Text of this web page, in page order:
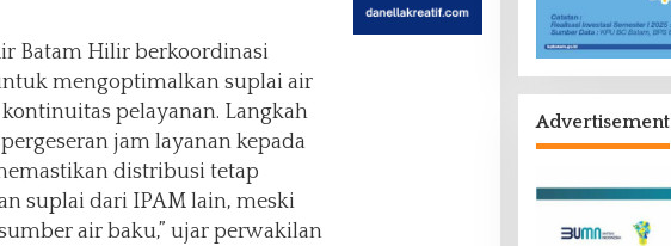
Batam Hilir berkoordinasi
mengoptimalkan suplai air
pelayanan. Langkah
jam layanan kepada
distribusi tetap
suplai dari IPAM lain, meski
air baku,” ujar perwakilan
Advertisement